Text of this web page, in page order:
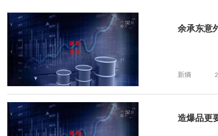
余承东意
新熵
造爆品更